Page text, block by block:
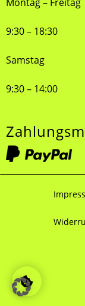
Montag – Freitag
9:30 – 18:30
Samstag
9:30 – 14:00